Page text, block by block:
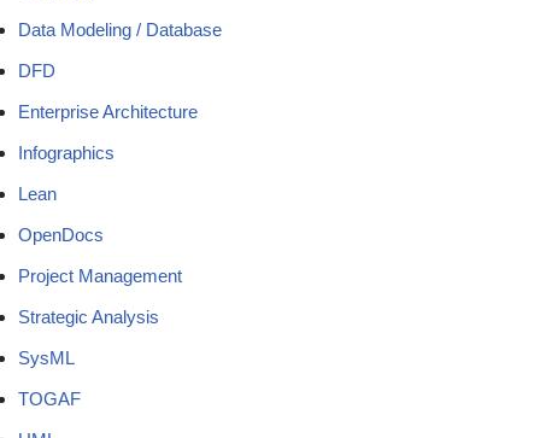
Data Modeling / Database
DFD
Enterprise Architecture
Infographics
Lean
OpenDocs
Project Management
Strategic Analysis
SysML
TOGAF